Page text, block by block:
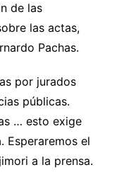
de las
las actas,
Pachas.
por jurados
públicas.
… esto exige
Esperaremos el
a la prensa.